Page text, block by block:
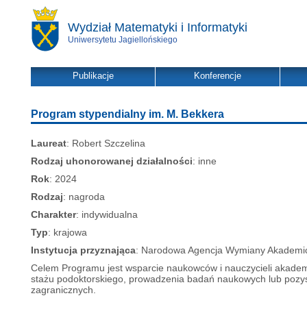
Wydział Matematyki i Informatyki
Uniwersytetu Jagiellońskiego
Publikacje Konferencje
Program stypendialny im. M. Bekkera
Laureat: Robert Szczelina
Rodzaj uhonorowanej działalności: inne
Rok: 2024
Rodzaj: nagroda
Charakter: indywidualna
Typ: krajowa
Instytucja przyznająca: Narodowa Agencja Wymiany
Celem Programu jest wsparcie naukowców i nauczycieli
stażu podoktorskiego, prowadzenia badań naukowych lub
zagranicznych.